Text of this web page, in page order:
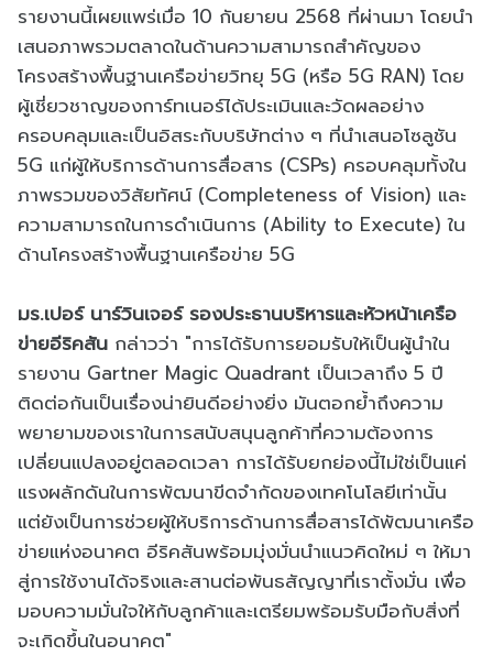
รายงานนี้เผยแพร่เมื่อ 10 กันยายน 2568 ที่ผ่านมา โดยนำ
เสนอภาพรวมตลาดในด้านความสามารถสำคัญของ
โครงสร้างพื้นฐานเครือข่ายวิทยุ 5G (หรือ 5G RAN) โดย
ผู้เชี่ยวชาญของการ์ทเนอร์ได้ประเมินและวัดผลอย่าง
ครอบคลุมและเป็นอิสระกับบริษัทต่าง ๆ ที่นำเสนอโซลูชัน
5G แก่ผู้ให้บริการด้านการสื่อสาร (CSPs) ครอบคลุมทั้งใน
ภาพรวมของวิสัยทัศน์ (Completeness of Vision) และ
ความสามารถในการดำเนินการ (Ability to Execute) ใน
ด้านโครงสร้างพื้นฐานเครือข่าย 5G
มร.เปอร์ นาร์วินเจอร์ รองประธานบริหารและหัวหน้าเครือ
ข่ายอีริคสัน กล่าวว่า "การได้รับการยอมรับให้เป็นผู้นำใน
รายงาน Gartner Magic Quadrant เป็นเวลาถึง 5 ปี
ติดต่อกันเป็นเรื่องน่ายินดีอย่างยิ่ง มันตอกย้ำถึงความ
พยายามของเราในการสนับสนุนลูกค้าที่ความต้องการ
เปลี่ยนแปลงอยู่ตลอดเวลา การได้รับยกย่องนี้ไม่ใช่เป็นแค่
แรงผลักดันในการพัฒนาขีดจำกัดของเทคโนโลยีเท่านั้น
แต่ยังเป็นการช่วยผู้ให้บริการด้านการสื่อสารได้พัฒนาเครือ
ข่ายแห่งอนาคต อีริคสันพร้อมมุ่งมั่นนำแนวคิดใหม่ ๆ ให้มา
สู่การใช้งานได้จริงและสานต่อพันธสัญญาที่เราตั้งมั่น เพื่อ
มอบความมั่นใจให้กับลูกค้าและเตรียมพร้อมรับมือกับสิ่งที่
จะเกิดขึ้นในอนาคต"